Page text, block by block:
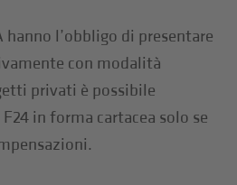
l’obbligo di presentare
con modalità
privati è possibile
in forma cartacea solo se